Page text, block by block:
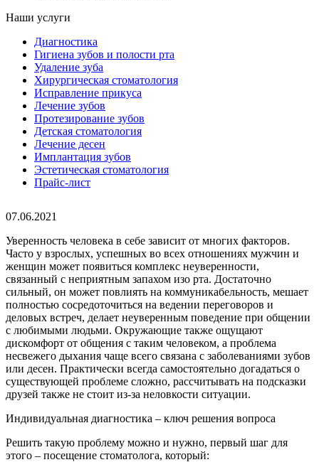
Наши услуги
Диагностика
Гигиена зубов и полости рта
Удаление зуба
Хирургическая стоматология
Исправление прикуса
Лечение зубов
Протезирование зубов
Детская стоматология
Лечение десен
Имплантация зубов
Эстетическая стоматология
Прайс-лист
07.06.2021
Уверенность человека в себе зависит от многих факторов.
Часто у взрослых, успешных во всех отношениях мужчин и
женщин может появиться комплекс неуверенности,
связанный с неприятным запахом изо рта. Достаточно
сильный, он может повлиять на коммуникабельность, мешает
полностью сосредоточиться на ведении переговоров и
деловых встреч, делает неуверенным поведение при общении
с любимыми людьми. Окружающие также ощущают
дискомфорт от общения с таким человеком, а проблема
несвежего дыхания чаще всего связана с заболеваниями зубов
или десен. Практически всегда самостоятельно догадаться о
существующей проблеме сложно, рассчитывать на подсказки
друзей также не стоит из-за неловкости ситуации.
Индивидуальная диагностика – ключ решения вопроса
Решить такую проблему можно и нужно, первый шаг для
этого – посещение стоматолога, который: